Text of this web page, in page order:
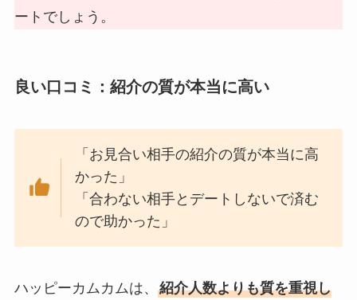
ートでしょう。
良い口コミ：紹介の質が本当に高い
「お見合い相手の紹介の質が本当に高
かった」
「合わない相手とデートしないで済む
ので助かった」
ハッピーカムカムは、 紹介人数よりも質を重視し